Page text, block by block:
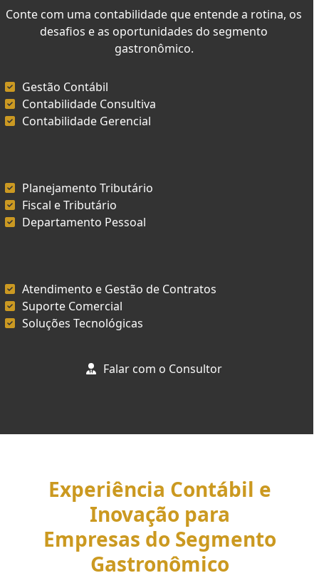
Conte com uma contabilidade que entende a rotina, os
desafios e as oportunidades do segmento
gastronômico.
Gestão Contábil
Contabilidade Consultiva
Contabilidade Gerencial
Planejamento Tributário
Fiscal e Tributário
Departamento Pessoal
Atendimento e Gestão de Contratos
Suporte Comercial
Soluções Tecnológicas
Falar com o Consultor
Experiência Contábil e
Inovação para
Empresas do Segmento
Gastronômico